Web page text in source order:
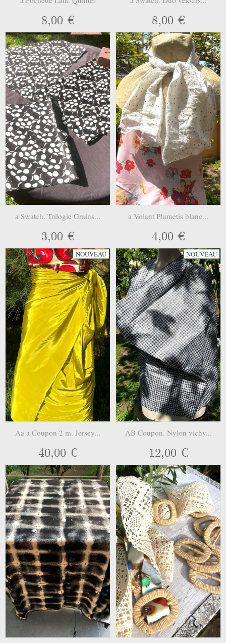
8,00 € 8,00 €
a Swatch. Trilogie Grains...
3,00 €
a Volant Plumetis blanc...
4,00 €
NOUVEAU
Aa a Coupon 2 m. Jersey...
40,00 €
NOUVEAU
AB Coupon. Nylon vichy...
12,00 €